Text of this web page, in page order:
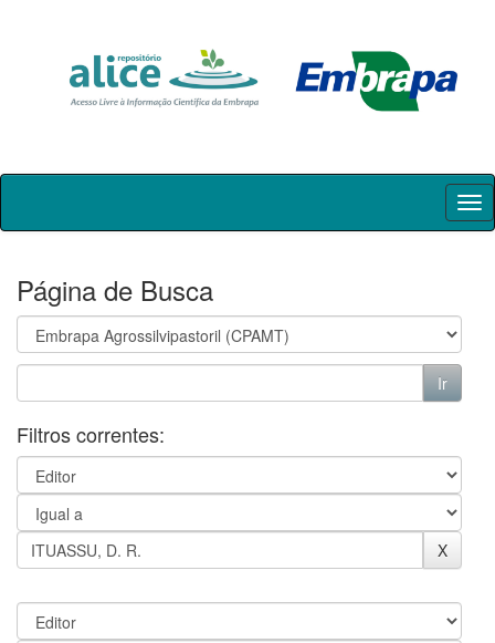
Skip
Página de Busca
Filtros correntes: